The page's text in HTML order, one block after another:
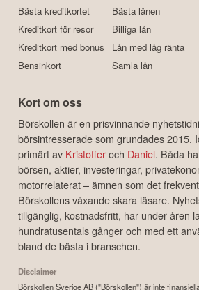
Bästa kreditkortet
Kreditkort för resor
Kreditkort med bonus
Bensinkort
Bästa lånen
Billiga lån
Lån med låg ränta
Samla lån
Kort om oss
Börskollen är en prisvinnande
börsintresserade som grundades 2015.
primärt av Kristofferoch Daniel. Båda
börsen, aktier, investeringar,
motorrelaterat – ämnen som det
Börskollens växande skara läsare.
tillgänglig, kostnadsfritt, har under åren
hundratusentals gånger och med ett
bland de bästa i branschen.
Disclaimer
Börskollen Sverige AB ("Börskollen") är inte